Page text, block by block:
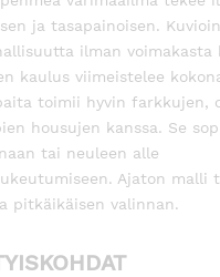
ja tasapainoisen.
ilman voimakasta
kaulus viimeistelee
toimii hyvin farkkujen,
housujen kanssa. Se
tai neuleen alle
Ajaton malli
pitkäikäisen valinnan.